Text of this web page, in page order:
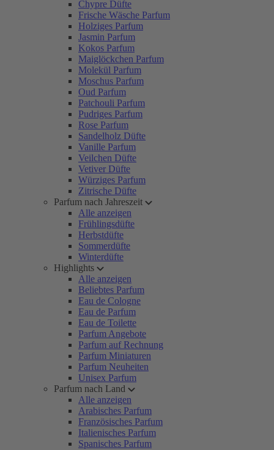
Chypre Düfte
Frische Wäsche Parfum
Holziges Parfum
Jasmin Parfum
Kokos Parfum
Maiglöckchen Parfum
Molekül Parfum
Moschus Parfum
Oud Parfum
Patchouli Parfum
Pudriges Parfum
Rose Parfum
Sandelholz Düfte
Vanille Parfum
Veilchen Düfte
Vetiver Düfte
Würziges Parfum
Zitrische Düfte
Parfum nach Jahreszeit
Alle anzeigen
Frühlingsdüfte
Herbstdüfte
Sommerdüfte
Winterdüfte
Highlights
Alle anzeigen
Beliebtes Parfum
Eau de Cologne
Eau de Parfum
Eau de Toilette
Parfum Angebote
Parfum auf Rechnung
Parfum Miniaturen
Parfum Neuheiten
Unisex Parfum
Parfum nach Land
Alle anzeigen
Arabisches Parfum
Französisches Parfum
Italienisches Parfum
Spanisches Parfum